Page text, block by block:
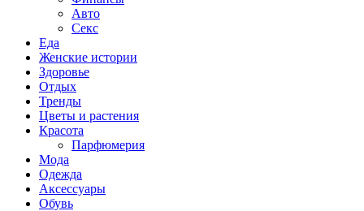
Авто
Секс
Еда
Женские истории
Здоровье
Отдых
Тренды
Цветы и растения
Красота
Парфюмерия
Мода
Одежда
Аксессуары
Обувь